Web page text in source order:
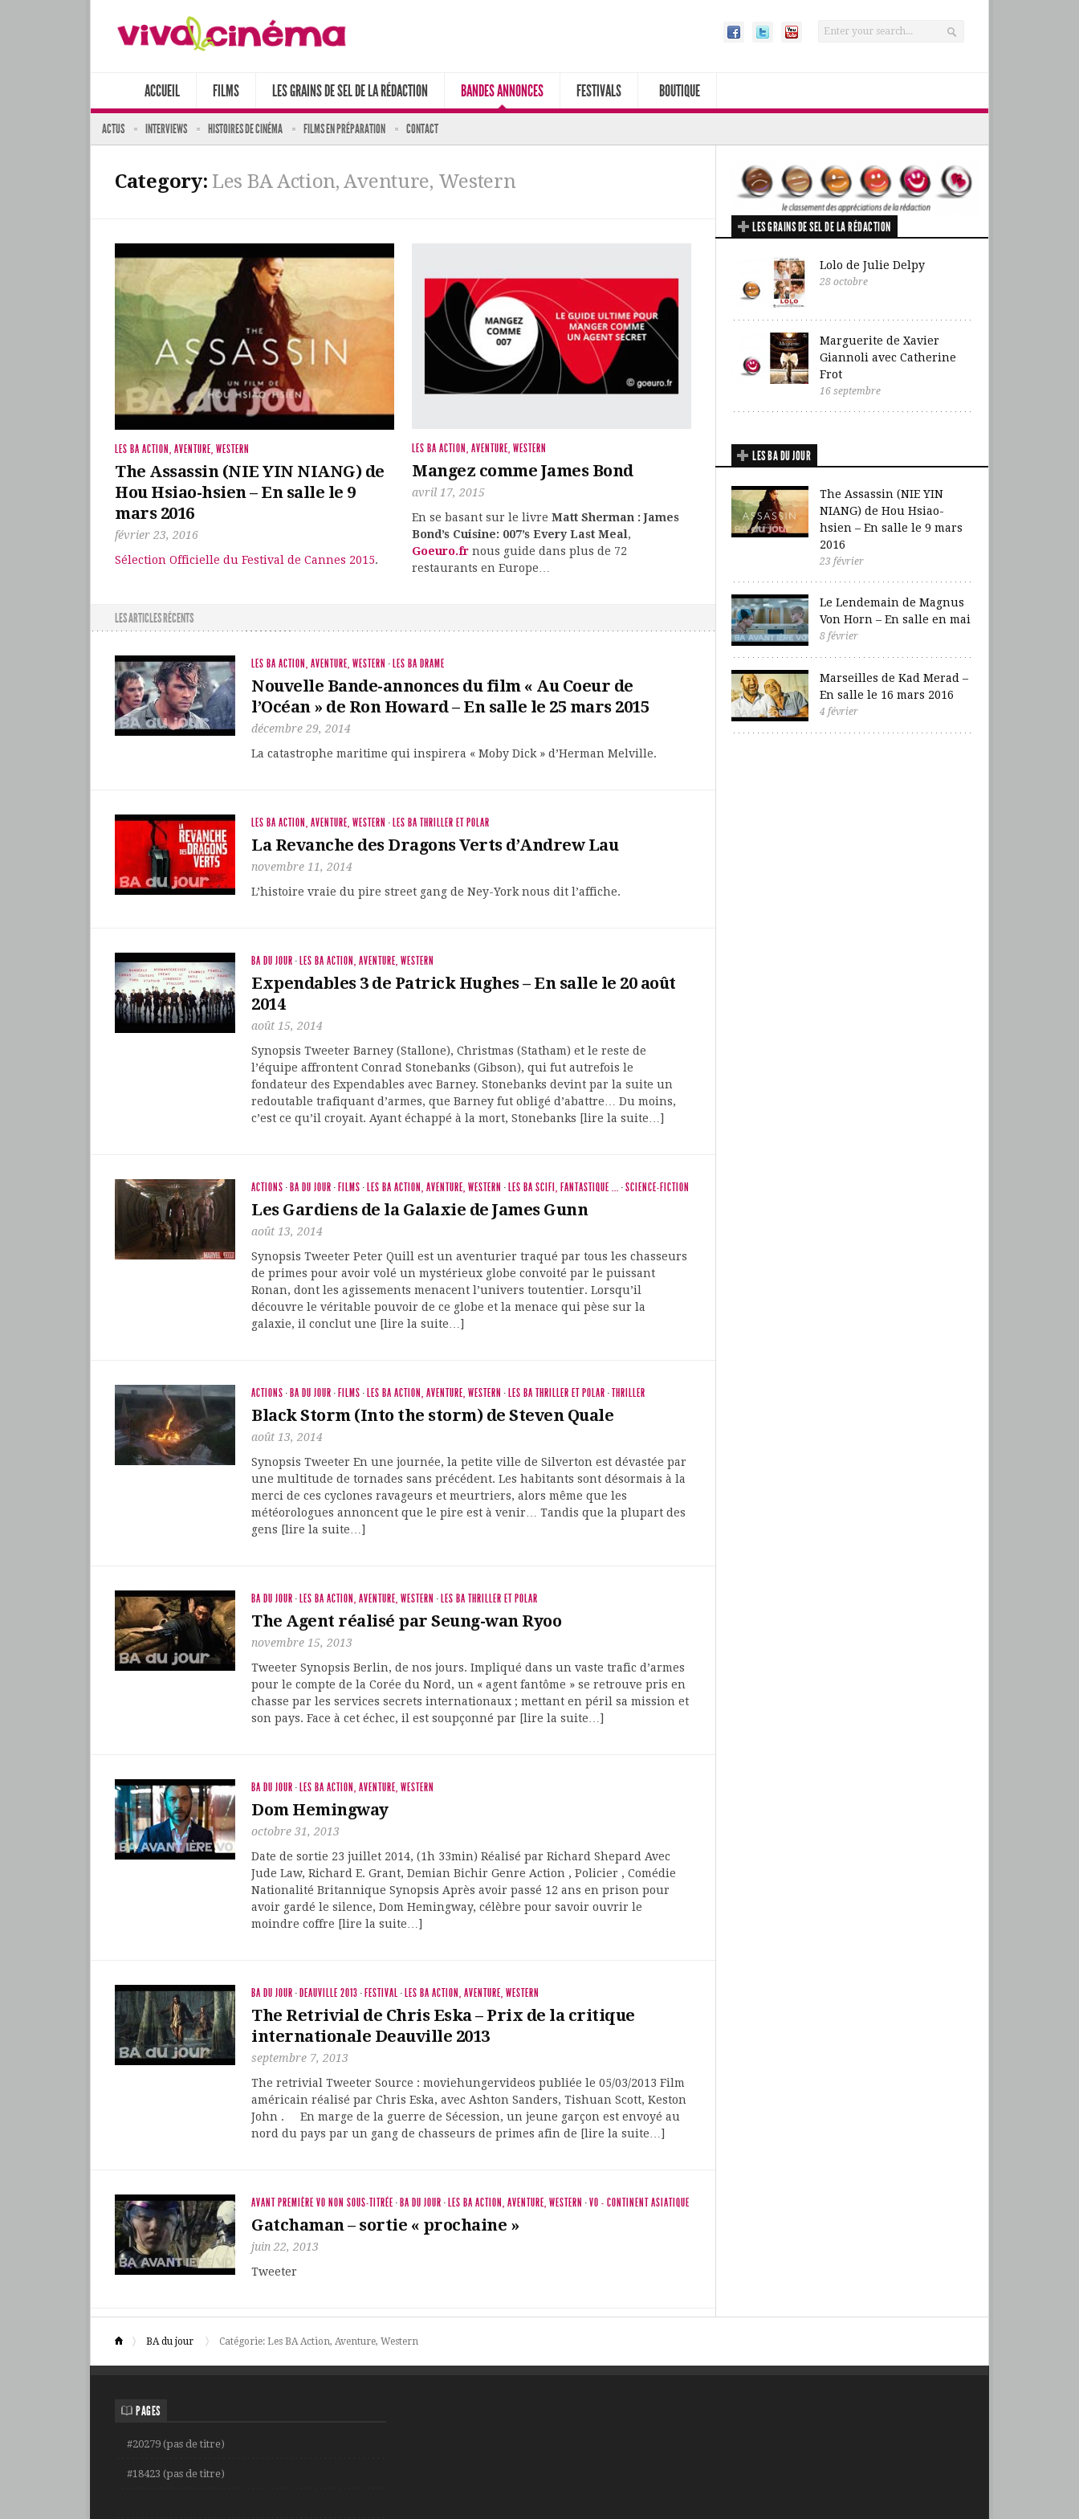
ACCUEIL FILMS LES GRAINS DE SEL DE LA RÉDACTION BANDES ANNONCES FESTIVALS BOUTIQUE
ACTUS INTERVIEWS HISTOIRES DE CINÉMA FILMS EN PRÉPARATION CONTACT
Category: Les BA Action, Aventure, Western
LES BA ACTION, AVENTURE, WESTERN
The Assassin (NIE YIN NIANG) de
Hou Hsiao-hsien – En salle le 9
mars 2016
février 23, 2016
Sélection Officielle du Festival de Cannes 2015.
LES BA ACTION, AVENTURE, WESTERN
Mangez comme James Bond
avril 17, 2015
En se basant sur le livreMatt Sherman : James
Bond’s Cuisine: 007’s Every Last Meal,
Goeuro.fr nous guide dans plus de 72
restaurants en Europe…
LES ARTICLES RÉCENTS
LES BA ACTION, AVENTURE, WESTERN · LES BA DRAME
Nouvelle Bande-annonces du film « Au Coeur de
l’Océan » de Ron Howard – En salle le 25 mars 2015
décembre 29, 2014
La catastrophe maritime qui inspirera « Moby Dick » d’Herman Melville.
LES BA ACTION, AVENTURE, WESTERN · LES BA THRILLER ET POLAR
La Revanche des Dragons Verts d’Andrew Lau
novembre 11, 2014
L’histoire vraie du pire street gang de Ney-York nous dit l’affiche.
BA DU JOUR · LES BA ACTION, AVENTURE, WESTERN
Expendables 3 de Patrick Hughes – En salle le 20 août
2014
août 15, 2014
Synopsis Tweeter Barney (Stallone), Christmas (Statham) et le reste de
l’équipe affrontent Conrad Stonebanks (Gibson), qui fut autrefois le
fondateur des Expendables avec Barney. Stonebanks devint par la suite un
redoutable trafiquant d’armes, que Barney fut obligé d’abattre… Du moins,
c’est ce qu’il croyait. Ayant échappé à la mort, Stonebanks [lire la suite…]
ACTIONS · BA DU JOUR · FILMS · LES BA ACTION, AVENTURE, WESTERN · LES BA SCIFI, FANTASTIQUE ... ·SCIENCE-FICTION
Les Gardiens de la Galaxie de James Gunn
août 13, 2014
Synopsis Tweeter Peter Quill est un aventurier traqué par tous les chasseurs
de primes pour avoir volé un mystérieux globe convoité par le puissant
Ronan, dont les agissements menacent l’univers toutentier. Lorsqu’il
découvre le véritable pouvoir de ce globe et la menace qui pèse sur la
galaxie, il conclut une [lire la suite…]
ACTIONS · BA DU JOUR · FILMS · LES BA ACTION, AVENTURE, WESTERN · LES BA THRILLER ET POLAR ·THRILLER
Black Storm (Into the storm) de Steven Quale
août 13, 2014
Synopsis Tweeter En une journée, la petite ville de Silverton est dévastée par
une multitude de tornades sans précédent. Les habitants sont désormais à la
merci de ces cyclones ravageurs et meurtriers, alors même que les
météorologues annoncent que le pire est à venir… Tandis que la plupart des
gens [lire la suite…]
BA DU JOUR · LES BA ACTION, AVENTURE, WESTERN · LES BA THRILLER ET POLAR
The Agent réalisé par Seung-wan Ryoo
novembre 15, 2013
Tweeter Synopsis Berlin, de nos jours. Impliqué dans un vaste trafic d’armes
pour le compte de la Corée du Nord, un « agent fantôme » se retrouve pris en
chasse par les services secrets internationaux ; mettant en péril sa mission et
son pays. Face à cet échec, il est soupçonné par [lire la suite…]
BA DU JOUR · LES BA ACTION, AVENTURE, WESTERN
Dom Hemingway
octobre 31, 2013
Date de sortie 23 juillet 2014, (1h 33min) Réalisé par Richard Shepard Avec
Jude Law, Richard E. Grant, Demian Bichir Genre Action , Policier , Comédie
Nationalité Britannique Synopsis Après avoir passé 12 ans en prison pour
avoir gardé le silence, Dom Hemingway, célèbre pour savoir ouvrir le
moindre coffre [lire la suite…]
BA DU JOUR · DEAUVILLE 2013 · FESTIVAL · LES BA ACTION, AVENTURE, WESTERN
The Retrivial de Chris Eska – Prix de la critique
internationale Deauville 2013
septembre 7, 2013
The retrivial Tweeter Source : moviehungervideos publiée le 05/03/2013 Film
américain réalisé par Chris Eska, avec Ashton Sanders, Tishuan Scott, Keston
John . En marge de la guerre de Sécession, un jeune garçon est envoyé au
nord du pays par un gang de chasseurs de primes afin de [lire la suite…]
AVANT PREMIÈRE VO NON SOUS-TITRÉE · BA DU JOUR · LES BA ACTION, AVENTURE, WESTERN ·VO - CONTINENT ASIATIQUE
Gatchaman – sortie « prochaine »
juin 22, 2013
Tweeter
LES GRAINS DE SEL DE LA RÉDACTION
Lolo de Julie Delpy
28 octobre
Marguerite de Xavier
Giannoli avec Catherine
Frot
16 septembre
LES BA DU JOUR
The Assassin (NIE YIN
NIANG) de Hou Hsiao-
hsien – En salle le 9 mars
2016
23 février
Le Lendemain de Magnus
Von Horn – En salle en mai
8 février
Marseilles de Kad Merad –
En salle le 16 mars 2016
4 février
BA du jour Catégorie: Les BA Action, Aventure, Western
PAGES
#20279 (pas de titre)
#18423 (pas de titre)